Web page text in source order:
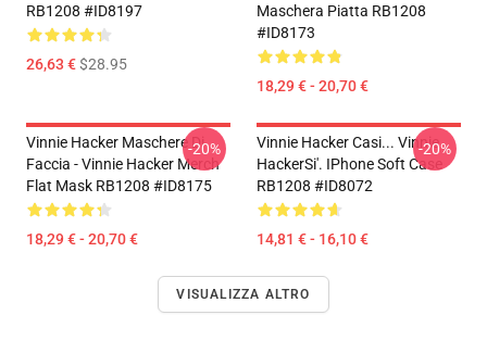
RB1208 #ID8197
26,63 €$28.95
Maschera Piatta RB1208
#ID8173
18,29 € - 20,70 €
Vinnie Hacker Maschere Di
Faccia - Vinnie Hacker Merch
Flat Mask RB1208 #ID8175
18,29 € - 20,70 €
-20%
Vinnie Hacker Casi... Vinnie
HackerSi'. IPhone Soft Case
RB1208 #ID8072
14,81 € - 16,10 €
-20%
VISUALIZZA ALTRO